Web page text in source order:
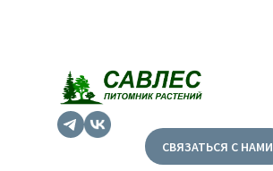
СВЯЗАТЬСЯ С НАМИ